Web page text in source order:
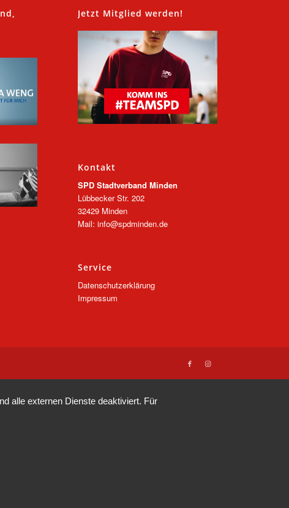
Jetzt Mitglied werden!
Kontakt
SPD Stadtverband Minden
Lübbecker Str. 202
32429 Minden
Mail: info@spdminden.de
Service
Datenschutzerklärung
Impressum
alle externen Dienste deaktiviert. Für